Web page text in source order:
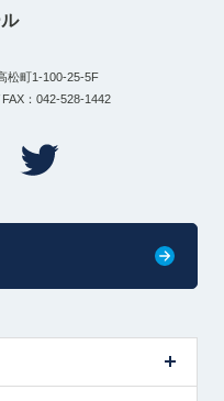
松町1-100-25-5F
：042-528-1442